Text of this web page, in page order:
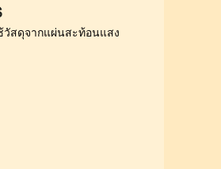
วัสดุจากแผ่นสะท้อนแสง